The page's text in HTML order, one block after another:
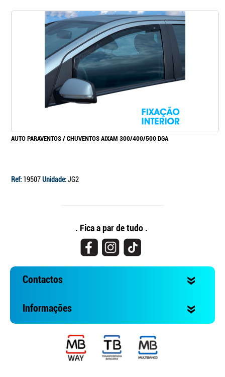
AUTO PARAVENTOS / CHUVENTOS AIXAM 300/400/500 DGA
Ref: 19507Unidade:JG2
. Fica a par de tudo .
Contactos
Informações